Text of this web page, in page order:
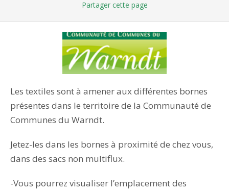
Partager cette page
Les textiles sont à amener aux différentes bornes
présentes dans le territoire de la Communauté de
Communes du Warndt.
Jetez-les dans les bornes à proximité de chez vous,
dans des sacs non multiflux.
-Vous pourrez visualiser l’emplacement des